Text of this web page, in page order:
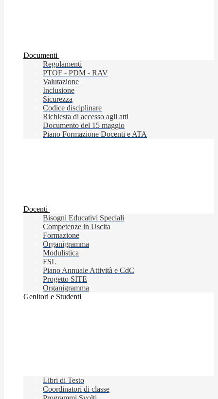
Documenti
Regolamenti
PTOF - PDM - RAV
Valutazione
Inclusione
Sicurezza
Codice disciplinare
Richiesta di accesso agli atti
Documento del 15 maggio
Piano Formazione Docenti e ATA
Docenti
Bisogni Educativi Speciali
Competenze in Uscita
Formazione
Organigramma
Modulistica
FSL
Piano Annuale Attività e CdC
Progetto SITE
Organigramma
Genitori e Studenti
Libri di Testo
Coordinatori di classe